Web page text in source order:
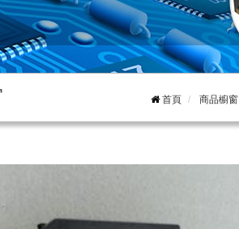
首頁 商品櫥窗